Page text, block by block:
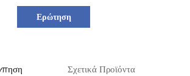
Ερώτηση
Σχετικά Προϊόντα